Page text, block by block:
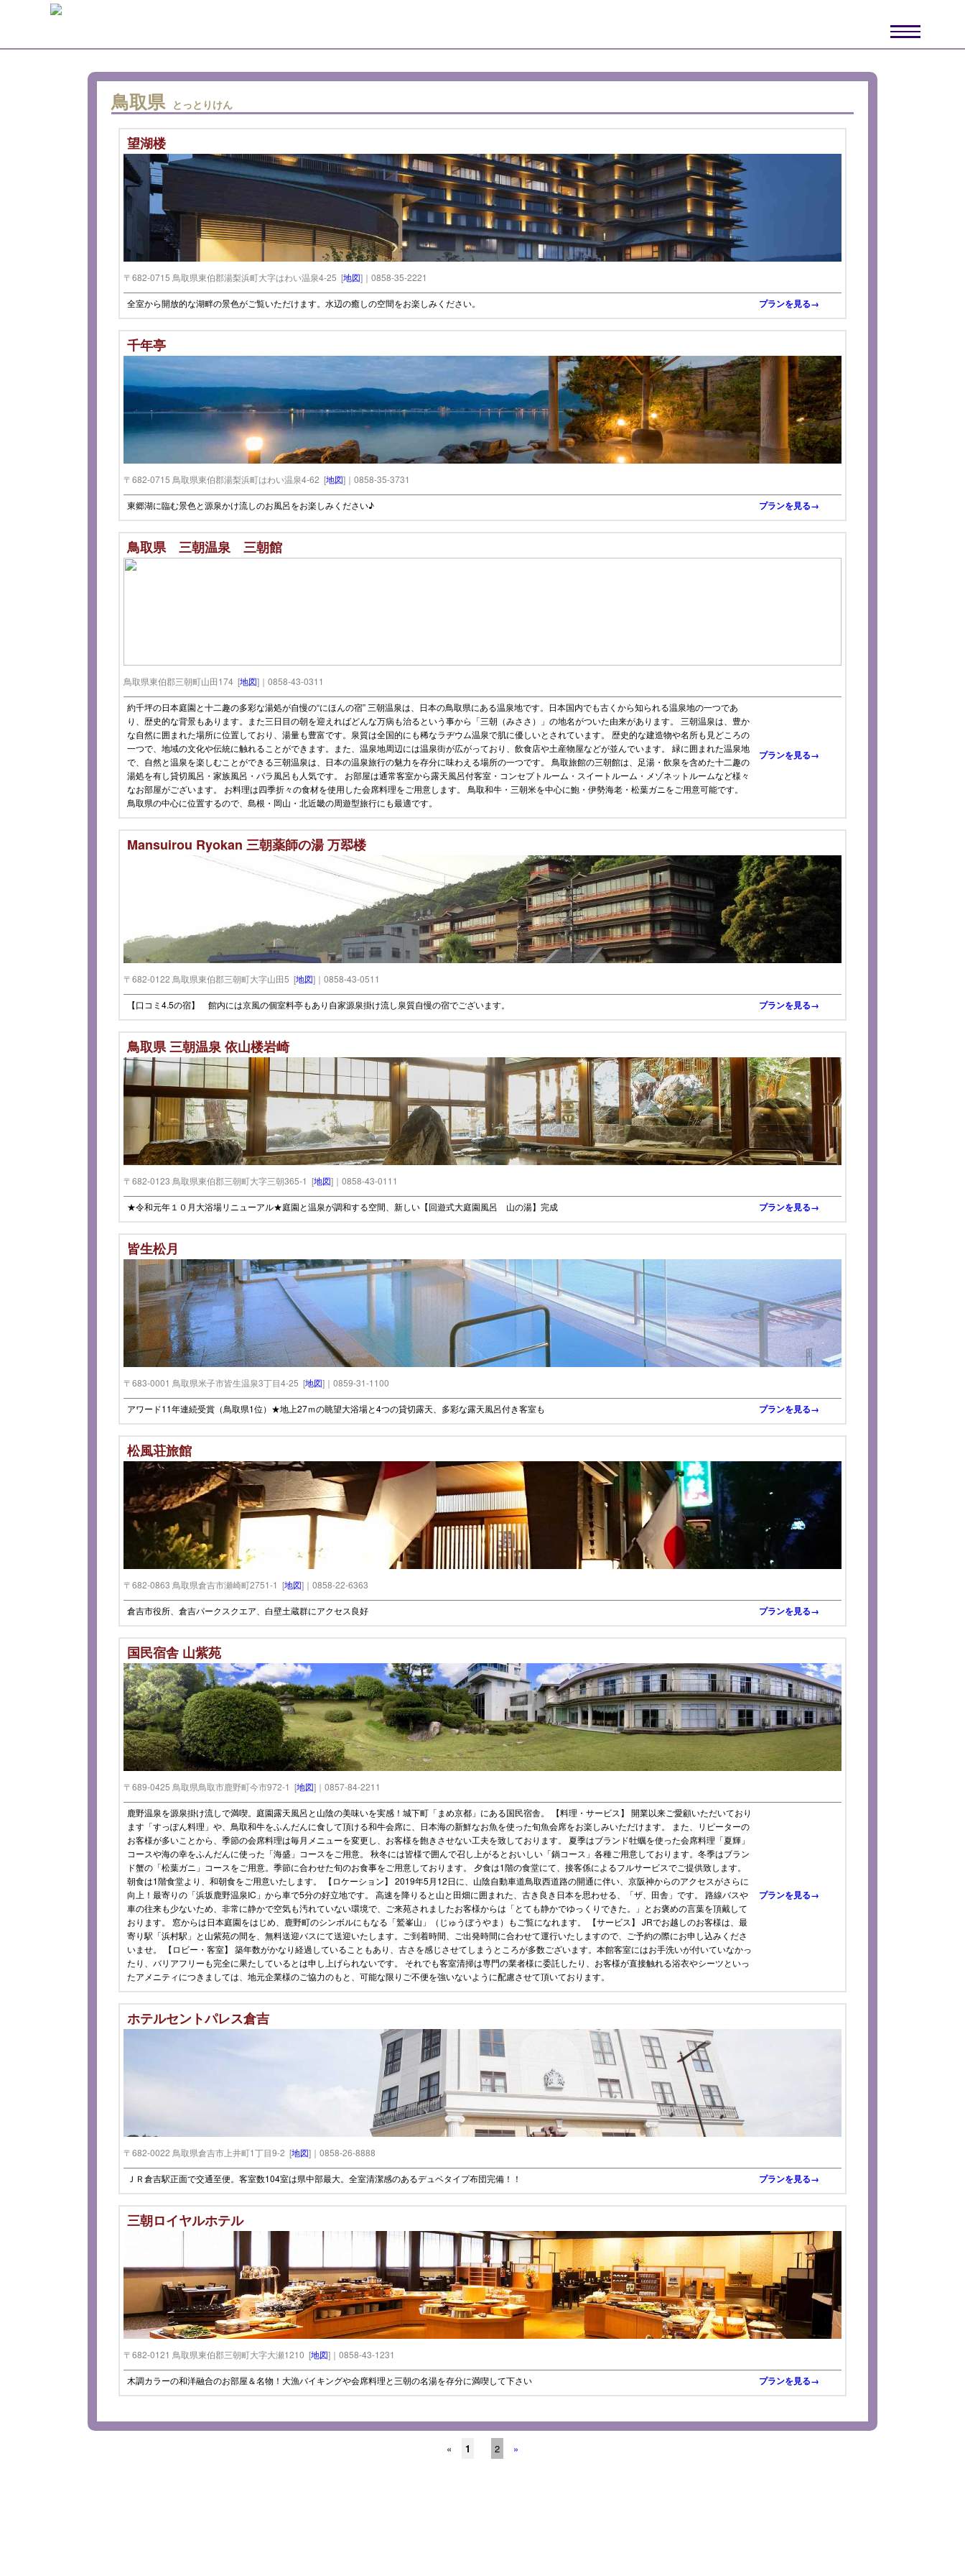
鳥取県 とっとりけん
望湖楼
〒682-0715 鳥取県東伯郡湯梨浜町大字はわい温泉4-25 [地図]｜0858-35-2221
全室から開放的な湖畔の景色がご覧いただけます。水辺の癒しの空間をお楽しみください。 プランを見る→
千年亭
〒682-0715 鳥取県東伯郡湯梨浜町はわい温泉4-62 [地図]｜0858-35-3731
東郷湖に臨む景色と源泉かけ流しのお風呂をお楽しみください♪ プランを見る→
鳥取県 三朝温泉 三朝館
鳥取県東伯郡三朝町山田174 [地図]｜0858-43-0311
約千坪の日本庭園と十二趣の多彩な湯処が自慢の“にほんの宿” 三朝温泉は、日本の鳥取県にある温泉地です。日本国内でも古くから知られる温泉地の一つであ
り、歴史的な背景もあります。また三日目の朝を迎えればどんな万病も治るという事から「三朝（みささ）」の地名がついた由来があります。 三朝温泉は、豊か
な自然に囲まれた場所に位置しており、湯量も豊富です。泉質は全国的にも稀なラヂウム温泉で肌に優しいとされています。 歴史的な建造物や名所も見どころの
一つで、地域の文化や伝統に触れることができます。また、温泉地周辺には温泉街が広がっており、飲食店や土産物屋などが並んでいます。 緑に囲まれた温泉地
で、自然と温泉を楽しむことができる三朝温泉は、日本の温泉旅行の魅力を存分に味わえる場所の一つです。 鳥取旅館の三朝館は、足湯・飲泉を含めた十二趣の
湯処を有し貸切風呂・家族風呂・バラ風呂も人気です。 お部屋は通常客室から露天風呂付客室・コンセプトルーム・スイートルーム・メゾネットルームなど様々
なお部屋がございます。 お料理は四季折々の食材を使用した会席料理をご用意します。 鳥取和牛・三朝米を中心に鮑・伊勢海老・松葉ガニをご用意可能です。
鳥取県の中心に位置するので、島根・岡山・北近畿の周遊型旅行にも最適です。
プランを見る→
Mansuirou Ryokan 三朝薬師の湯 万翆楼
〒682-0122 鳥取県東伯郡三朝町大字山田5 [地図]｜0858-43-0511
【口コミ4.5の宿】 館内には京風の個室料亭もあり自家源泉掛け流し泉質自慢の宿でございます。 プランを見る→
鳥取県 三朝温泉 依山楼岩崎
〒682-0123 鳥取県東伯郡三朝町大字三朝365-1 [地図]｜0858-43-0111
★令和元年１０月大浴場リニューアル★庭園と温泉が調和する空間、新しい【回遊式大庭園風呂 山の湯】完成 プランを見る→
皆生松月
〒683-0001 鳥取県米子市皆生温泉3丁目4-25 [地図]｜0859-31-1100
アワード11年連続受賞（鳥取県1位）★地上27ｍの眺望大浴場と4つの貸切露天、多彩な露天風呂付き客室も プランを見る→
松風荘旅館
〒682-0863 鳥取県倉吉市瀬崎町2751-1 [地図]｜0858-22-6363
倉吉市役所、倉吉パークスクエア、白壁土蔵群にアクセス良好 プランを見る→
国民宿舎 山紫苑
〒689-0425 鳥取県鳥取市鹿野町今市972-1 [地図]｜0857-84-2211
鹿野温泉を源泉掛け流しで満喫。庭園露天風呂と山陰の美味いを実感！城下町「まめ京都」にある国民宿舎。 【料理・サービス】 開業以来ご愛顧いただいており
ます「すっぽん料理」や、鳥取和牛をふんだんに食して頂ける和牛会席に、日本海の新鮮なお魚を使った旬魚会席をお楽しみいただけます。 また、リピーターの
お客様が多いことから、季節の会席料理は毎月メニューを変更し、お客様を飽きさせない工夫を致しております。 夏季はブランド牡蠣を使った会席料理「夏輝」
コースや海の幸をふんだんに使った「海盛」コースをご用意。 秋冬には皆様で囲んで召し上がるとおいしい「鍋コース」各種ご用意しております。冬季はブラン
ド蟹の「松葉ガニ」コースをご用意。季節に合わせた旬のお食事をご用意しております。 夕食は1階の食堂にて、接客係によるフルサービスでご提供致します。
朝食は1階食堂より、和朝食をご用意いたします。 【ロケーション】 2019年5月12日に、山陰自動車道鳥取西道路の開通に伴い、京阪神からのアクセスがさらに
向上！最寄りの「浜坂鹿野温泉IC」から車で5分の好立地です。 高速を降りると山と田畑に囲まれた、古き良き日本を思わせる、「ザ、田舎」です。 路線バスや
車の往来も少ないため、非常に静かで空気も汚れていない環境で、ご来苑されましたお客様からは「とても静かでゆっくりできた。」とお褒めの言葉を頂戴して
おります。 窓からは日本庭園をはじめ、鹿野町のシンボルにもなる「鷲峯山」（じゅうぼうやま）もご覧になれます。 【サービス】 JRでお越しのお客様は、最
寄り駅「浜村駅」と山紫苑の間を、無料送迎バスにて送迎いたします。ご到着時間、ご出発時間に合わせて運行いたしますので、ご予約の際にお申し込みくださ
いませ。 【ロビー・客室】 築年数がかなり経過していることもあり、古さを感じさせてしまうところが多数ございます。本館客室にはお手洗いが付いていなかっ
たり、バリアフリーも完全に果たしているとは申し上げられないです。 それでも客室清掃は専門の業者様に委託したり、お客様が直接触れる浴衣やシーツといっ
たアメニティにつきましては、地元企業様のご協力のもと、可能な限りご不便を強いないように配慮させて頂いております。
プランを見る→
ホテルセントパレス倉吉
〒682-0022 鳥取県倉吉市上井町1丁目9-2 [地図]｜0858-26-8888
ＪＲ倉吉駅正面で交通至便。客室数104室は県中部最大。全室清潔感のあるデュベタイプ布団完備！！ プランを見る→
三朝ロイヤルホテル
〒682-0121 鳥取県東伯郡三朝町大字大瀬1210 [地図]｜0858-43-1231
木調カラーの和洋融合のお部屋＆名物！大漁バイキングや会席料理と三朝の名湯を存分に満喫して下さい プランを見る→
« 1 2 »